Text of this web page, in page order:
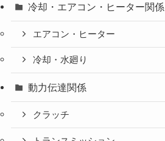
冷却・エアコン・ヒーター関係
エアコン・ヒーター
冷却・水廻り
動力伝達関係
クラッチ